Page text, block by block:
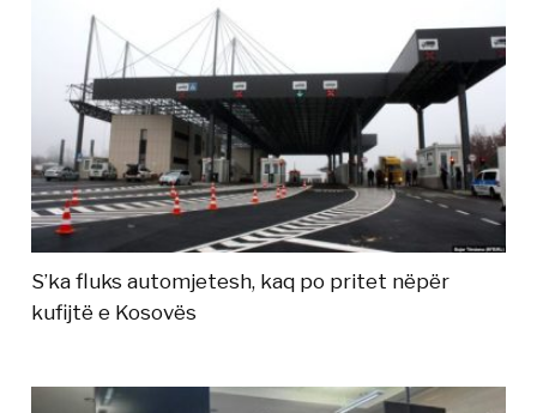
S’ka fluks automjetesh, kaq po pritet nëpër
kufijtë e Kosovës